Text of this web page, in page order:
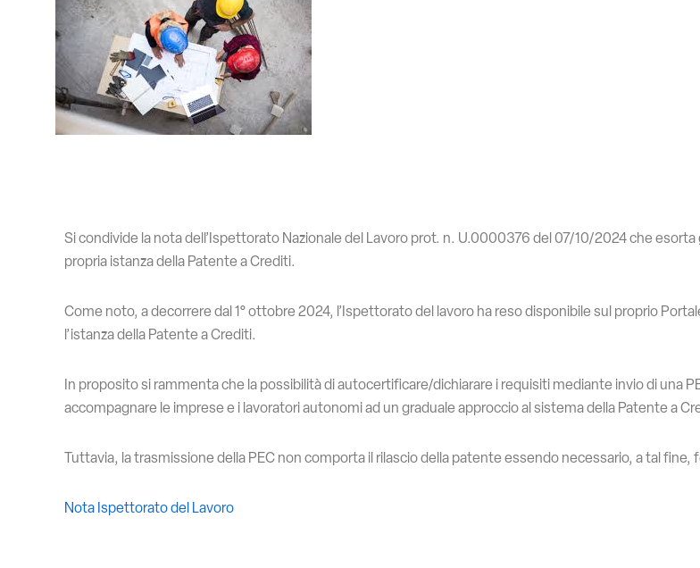
Si condivide la nota dell’Ispettorato Nazionale del Lavoro prot. n. U.0000376 del 07/10/2024 che
propria istanza della Patente a Crediti.
Come noto, a decorrere dal 1° ottobre 2024, l’Ispettorato del lavoro ha reso disponibile sul proprio
l’istanza della Patente a Crediti.
In proposito si rammenta che la possibilità di autocertificare/dichiarare i requisiti mediante invio di una
accompagnare le imprese e i lavoratori autonomi ad un graduale approccio al sistema della Patente a
Tuttavia, la trasmissione della PEC non comporta il rilascio della patente essendo necessario, a tal fine,
Nota Ispettorato del Lavoro